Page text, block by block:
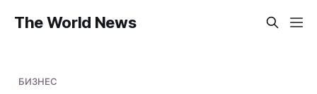
The World News
БИЗНЕС